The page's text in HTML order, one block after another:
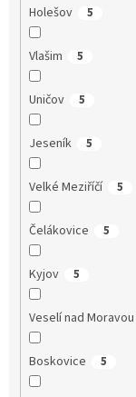
Holešov 5
Vlašim 5
Uničov 5
Jeseník 5
Velké Meziříčí 5
Čelákovice 5
Kyjov 5
Veselí nad Moravou
Boskovice 5